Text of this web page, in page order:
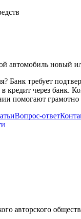
автомобиль новый
Банк требует
кредит через
помогают
Вопрос-ответ
авторского